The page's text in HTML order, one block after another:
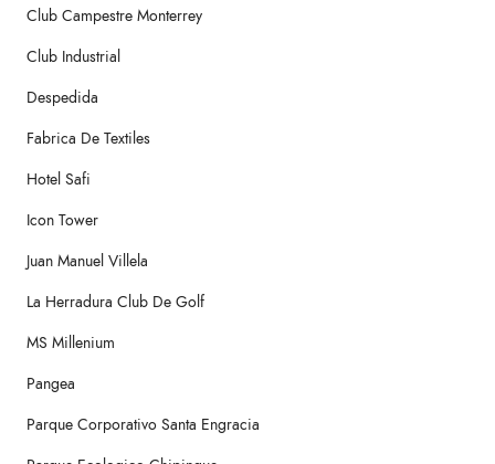
Club Campestre Monterrey
Club Industrial
Despedida
Fabrica De Textiles
Hotel Safi
Icon Tower
Juan Manuel Villela
La Herradura Club De Golf
MS Millenium
Pangea
Parque Corporativo Santa Engracia